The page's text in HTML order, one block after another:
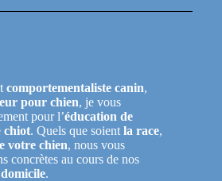
comportementaliste canin,
pour chien, je vous
pour l’éducation de
chiot. Quels que soient la race,
votre chien, nous vous
concrètes au cours de nos
domicile.